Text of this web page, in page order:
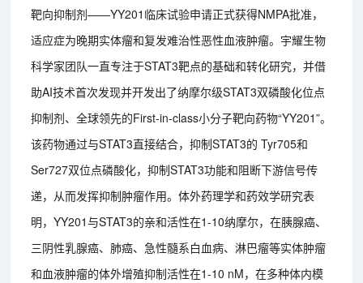
靶向抑制剂——YY201临床试验申请正式获得NMPA批准，
适应症为晚期实体瘤和复发难治性恶性血液肿瘤。宇耀生物
科学家团队一直专注于STAT3靶点的基础和转化研究，并借
助AI技术首次发现并开发出了纳摩尔级STAT3双磷酸化位点
抑制剂、全球领先的First-in-class小分子靶向药物“YY201”。
该药物通过与STAT3直接结合，抑制STAT3的 Tyr705和
Ser727双位点磷酸化，抑制STAT3功能和阻断下游信号传
递，从而发挥抑制肿瘤作用。体外药理学和药效学研究表
明，YY201与STAT3的亲和活性在1-10纳摩尔，在胰腺癌、
三阴性乳腺癌、肺癌、急性髓系白血病、淋巴瘤等实体肿瘤
和血液肿瘤的体外增殖抑制活性在1-10 nM，在多种体内模